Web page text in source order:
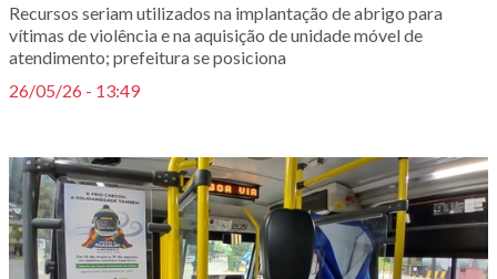
Recursos seriam utilizados na implantação de abrigo para
vítimas de violência e na aquisição de unidade móvel de
atendimento; prefeitura se posiciona
26/05/26 - 13:49